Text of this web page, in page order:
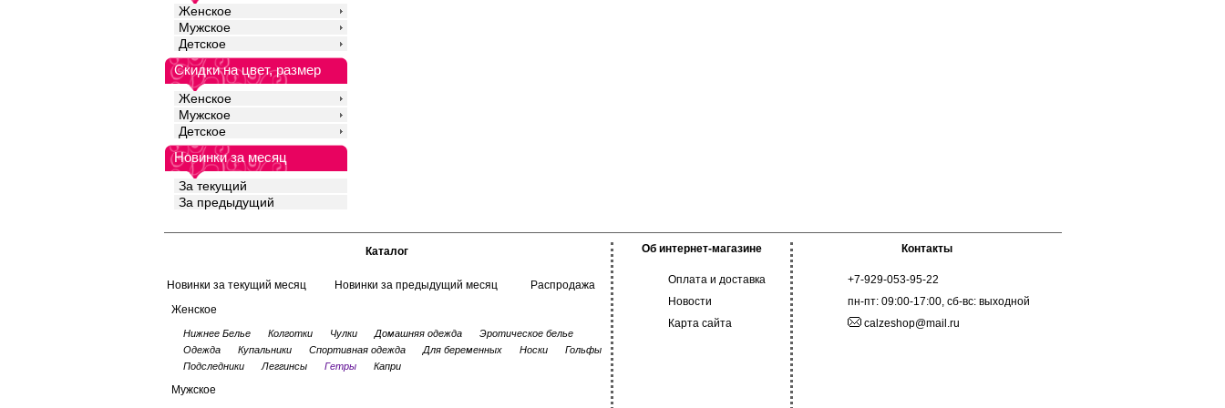
Женское
Мужское
Детское
Скидки на цвет, размер
Женское
Мужское
Детское
Новинки за месяц
За текущий
За предыдущий
Каталог
Новинки за текущий месяц Новинки за предыдущий месяц
Распродажа
Женское
Нижнее Белье Колготки Чулки Домашняя одежда
Эротическое белье
Одежда
Купальники Спортивная одежда Для беременных Носки
Гольфы
Подследники
Леггинсы Гетры Капри
Мужское
Об интернет-магазине
Оплата и доставка
Новости
Карта сайта
Контакты
+7-929-053-95-22
пн-пт: 09:00-17:00, сб-вс: выходной
calzeshop@mail.ru